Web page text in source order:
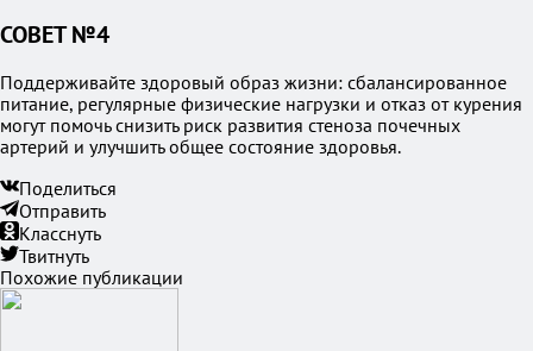
СОВЕТ №4
Поддерживайте здоровый образ жизни: сбалансированное
питание, регулярные физические нагрузки и отказ от курения
могут помочь снизить риск развития стеноза почечных
артерий и улучшить общее состояние здоровья.
Поделиться
Отправить
Класснуть
Твитнуть
Похожие публикации